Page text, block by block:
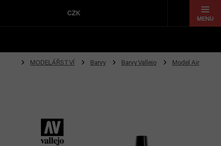
CZK
MODELÁŘSTVÍ Barvy Barvy Vallejo Model Air